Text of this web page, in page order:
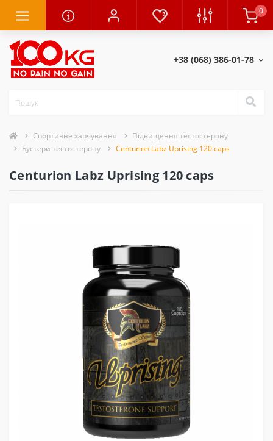
0
+38 (068) 386-01-78
Спортивне харчування
Підвищення тестостерону
Бустери тестостерону
Centurion Labz Uprising 120 caps
Centurion Labz Uprising 120 caps